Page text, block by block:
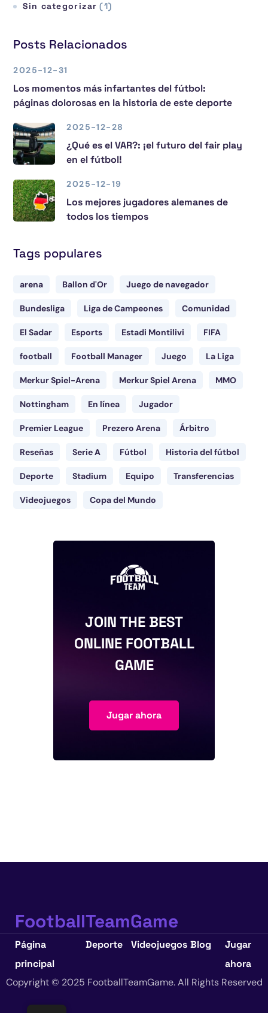
Sin categorizar (1)
Posts Relacionados
2025-12-31
Los momentos más infartantes del fútbol:
páginas dolorosas en la historia de este deporte
2025-12-28
¿Qué es el VAR?: ¡el futuro del fair play
en el fútbol!
2025-12-19
Los mejores jugadores alemanes de
todos los tiempos
Tags populares
arena Ballon d'Or Juego de navegador
Bundesliga Liga de Campeones Comunidad
El Sadar Esports Estadi Montilivi FIFA
football Football Manager Juego La Liga
Merkur Spiel-Arena Merkur Spiel Arena MMO
Nottingham En línea Jugador
Premier League Prezero Arena Árbitro
Reseñas Serie A Fútbol Historia del fútbol
Deporte Stadium Equipo Transferencias
Videojuegos Copa del Mundo
JOIN THE BEST
ONLINE FOOTBALL
GAME
Jugar ahora
FootballTeamGame
Página
principal
Deporte Videojuegos Blog
Jugar
ahora
Copyright © 2025 FootballTeamGame. All Rights Reserved